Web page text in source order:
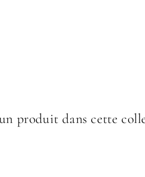
produit dans cette